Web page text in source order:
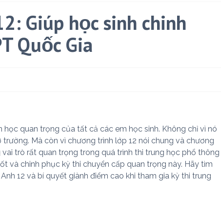
Giúp học sinh chinh
Quốc Gia
học quan trọng của tất cả các em học sinh. Không chỉ vì nó
Mà còn vì chương trình lớp 12 nói chung và chương
trò rất quan trọng trong quá trình thi trung học phổ thông
và chinh phục kỳ thi chuyển cấp quan trọng này. Hãy tìm
12 và bí quyết giành điểm cao khi tham gia kỳ thi trung